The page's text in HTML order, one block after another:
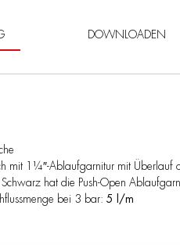
DOWNLOADEN
mit 1¼″-Ablaufgarnitur mit Überlauf
hat die Push-Open
bei 3 bar: 5 l/m